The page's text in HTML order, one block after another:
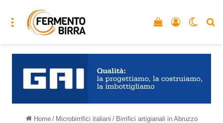
Menu Accedi
Vedi il carrello
Home / Microbirrifici italiani / Birrifici artigianali in Abruzzo